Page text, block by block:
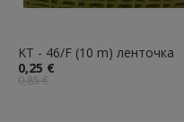
KT - 46/F (10 m) ленточка
0,25 €
0,85 €